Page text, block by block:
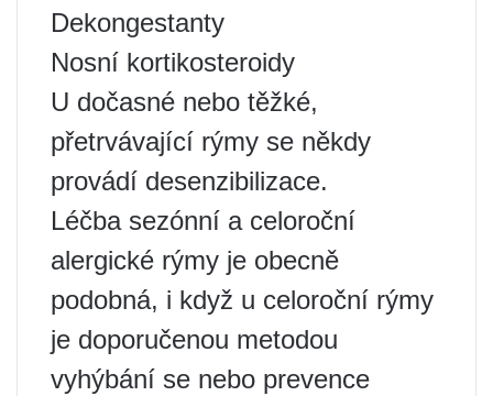
Dekongestanty
Nosní kortikosteroidy
U dočasné nebo těžké,
přetrvávající rýmy se někdy
provádí desenzibilizace.
Léčba sezónní a celoroční
alergické rýmy je obecně
podobná, i když u celoroční rýmy
je doporučenou metodou
vyhýbání se nebo prevence